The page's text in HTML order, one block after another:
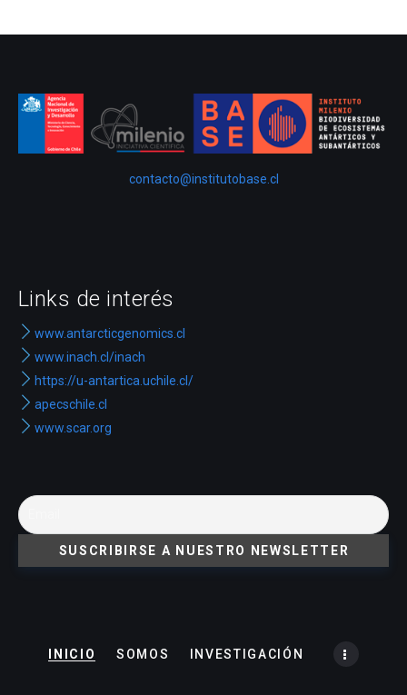
contacto@institutobase.cl
Links de interés
www.antarcticgenomics.cl
www.inach.cl/inach
https://u-antartica.uchile.cl/
apecschile.cl
www.scar.org
INICIO SOMOS INVESTIGACIÓN